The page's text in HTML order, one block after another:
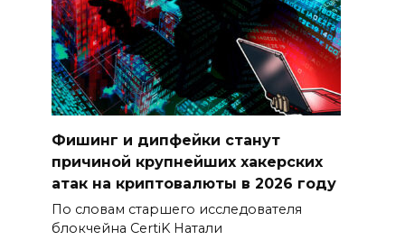
Фишинг и дипфейки станут
причиной крупнейших хакерских
атак на криптовалюты в 2026 году
По словам старшего исследователя
блокчейна CertiK Натали